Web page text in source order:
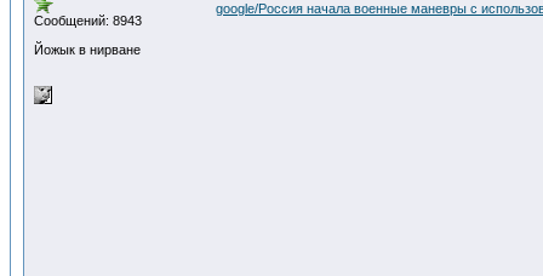
Сообщений: 8943
Йожык в нирване
google/Россия начала военные маневры с